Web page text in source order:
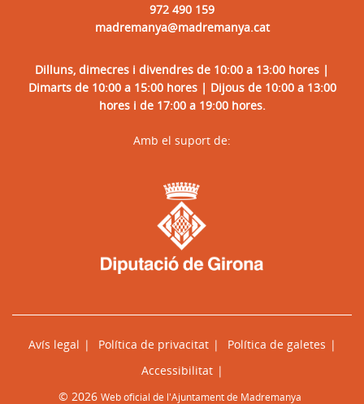
972 490 159
madremanya@madremanya.cat
Dilluns, dimecres i divendres de 10:00 a 13:00 hores |
Dimarts de 10:00 a 15:00 hores | Dijous de 10:00 a 13:00
hores i de 17:00 a 19:00 hores.
Avís legal Política de privacitat
Política de galetes
Accessibilitat
© 2026 Web oficial de l'Ajuntament de Madremanya
Amb el suport de: